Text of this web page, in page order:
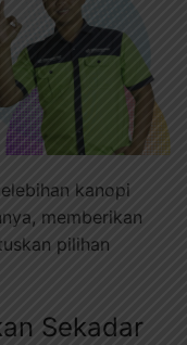
kanopi
memberikan
pilihan
Sekadar